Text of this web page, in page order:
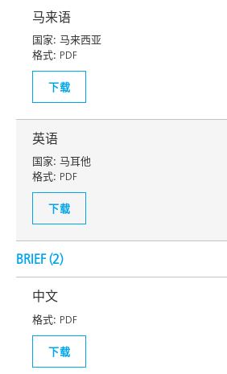
马来语
国家: 马来西亚
格式: PDF
下载
英语
国家: 马耳他
格式: PDF
下载
BRIEF (2)
中文
格式: PDF
下载